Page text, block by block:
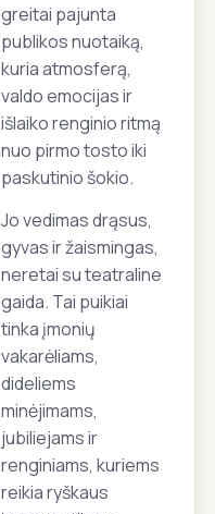
greitai pajunta
publikos nuotaiką,
kuria atmosferą,
valdo emocijas ir
išlaiko renginio ritmą
nuo pirmo tosto iki
paskutinio šokio.
Jo vedimas drąsus,
gyvas ir žaismingas,
neretai su teatraline
gaida. Tai puikiai
tinka įmonių
vakarėliams,
dideliems
minėjimams,
jubiliejams ir
renginiams, kuriems
reikia ryškaus